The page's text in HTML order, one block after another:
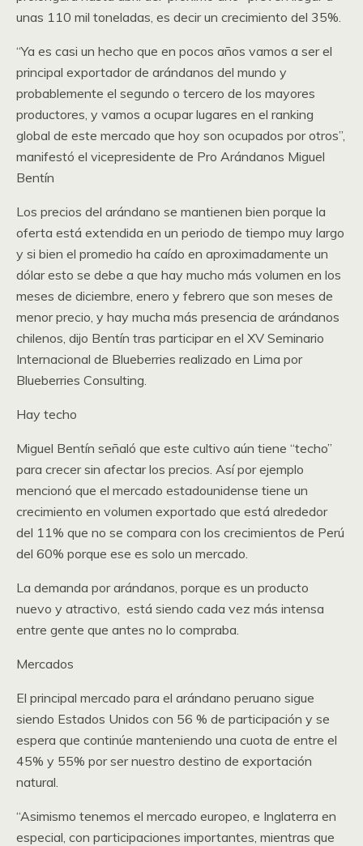
unas 110 mil toneladas, es decir un crecimiento del 35%.
“Ya es casi un hecho que en pocos años vamos a ser el
principal exportador de arándanos del mundo y
probablemente el segundo o tercero de los mayores
productores, y vamos a ocupar lugares en el ranking
global de este mercado que hoy son ocupados por otros”,
manifestó el vicepresidente de Pro Arándanos Miguel
Bentín
Los precios del arándano se mantienen bien porque la
oferta está extendida en un periodo de tiempo muy largo
y si bien el promedio ha caído en aproximadamente un
dólar esto se debe a que hay mucho más volumen en los
meses de diciembre, enero y febrero que son meses de
menor precio, y hay mucha más presencia de arándanos
chilenos, dijo Bentín tras participar en el XV Seminario
Internacional de Blueberries realizado en Lima por
Blueberries Consulting.
Hay techo
Miguel Bentín señaló que este cultivo aún tiene “techo”
para crecer sin afectar los precios. Así por ejemplo
mencionó que el mercado estadounidense tiene un
crecimiento en volumen exportado que está alrededor
del 11% que no se compara con los crecimientos de Perú
del 60% porque ese es solo un mercado.
La demanda por arándanos, porque es un producto
nuevo y atractivo, está siendo cada vez más intensa
entre gente que antes no lo compraba.
Mercados
El principal mercado para el arándano peruano sigue
siendo Estados Unidos con 56 % de participación y se
espera que continúe manteniendo una cuota de entre el
45% y 55% por ser nuestro destino de exportación
natural.
“Asimismo tenemos el mercado europeo, e Inglaterra en
especial, con participaciones importantes, mientras que